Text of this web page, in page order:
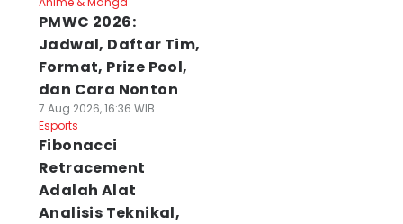
PMWC 2026:
Jadwal, Daftar Tim,
Format, Prize Pool,
dan Cara Nonton
7 Aug 2026, 16:36 WIB
Esports
Fibonacci
Retracement
Adalah Alat
Analisis Teknikal,